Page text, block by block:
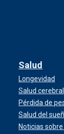
Salud
Longevidad
Salud cerebral
Pérdida de
Salud del
Noticias